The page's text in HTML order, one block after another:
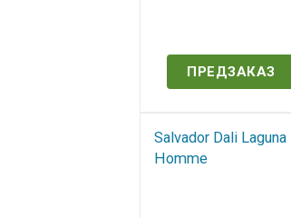
ПРЕДЗАКАЗ
Salvador Dali Laguna
Homme